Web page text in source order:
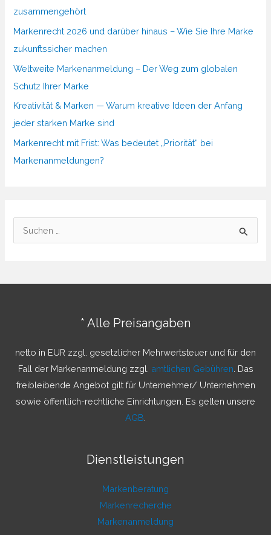
zusammengehört
Markenrecht 2026 und darüber hinaus – Wie Sie Ihre Marke
zukunftssicher machen
Weltweite Markenanmeldung – Der Weg zum globalen
Schutz Ihrer Marke
Kreativität & Marken — Warum kreative Ideen der Anfang
jeder starken Marke sind
Markenrecht mit Frist: Was bedeutet „Priorität“ bei
Markenanmeldungen?
u
h
* Alle Preisangaben
netto in EUR zzgl. gesetzlicher Mehrwertsteuer und für den
Fall der Markenanmeldung zzgl. amtlichen Gebühren . Das
freibleibende Angebot gilt für Unternehmer/ Unternehmen
sowie öffentlich-rechtliche Einrichtungen. Es gelten unsere
AGB
Dienstleistungen
Markenberatung
Markenrecherche
Markenanmeldung